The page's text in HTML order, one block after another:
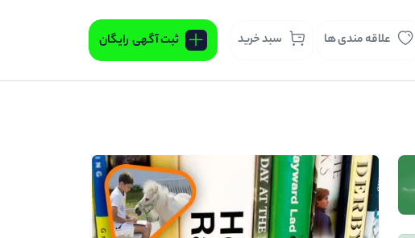
علاقه مندی ها سبد خرید ثبت آگهی رایگان